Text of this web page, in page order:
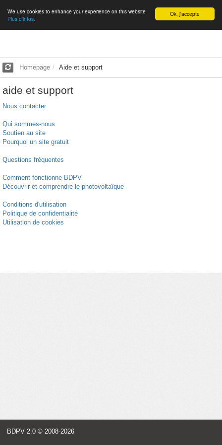
English Ok, j'accepte
We use cookies to enhance your experience on this website
Plus d'infos.
Homepage Aide et support
aide et support
Nous contacter
Qui sommes-nous
Soutien au site
Pourquoi un site gratuit
Questions fréquentes
Comment fonctionne BDPV
Découvrir et comprendre le photovoltaïque
Conditions d'utilisation
Politique de confidentialité
Utilisation de cookies
BDPV 2.0 © 2008-2026